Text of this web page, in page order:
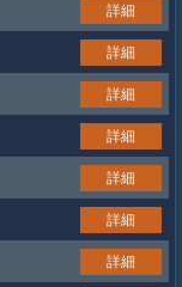
詳細
詳細
詳細
詳細
詳細
詳細
詳細